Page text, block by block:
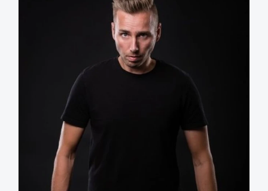
Suppressor scored some of the biggest hits of the last
years: “Bonecrusher”, “Wash Machine” and the major
remix of Darkraver and Dj Vince's “Thunderground” all
turned out to be massive dancefloor-smashers. Ook in
deze periode Noize Suppressor enkele van de
grootste hits van de afgelopen jaren: scoorde
"Bonecrusher", "Was Machine" en de grote remix van
Dj Darkraver en Vince's "Thunderground" alle bleken
te zijn enorme dansvloer-smashers. In 2006, the
highly-rated second album “Hardcore Junky” was
dropped. In 2006 heeft de gewaardeerde tweede
album "Hardcore Junky" is weggevallen. â¨Also, Bike